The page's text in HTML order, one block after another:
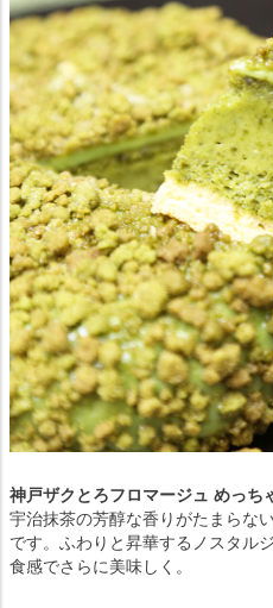
神戸ザクとろフロマージュ めっち
宇治抹茶の芳醇な香りがたまらな
です。ふわりと昇華するノスタル
食感でさらに美味しく。